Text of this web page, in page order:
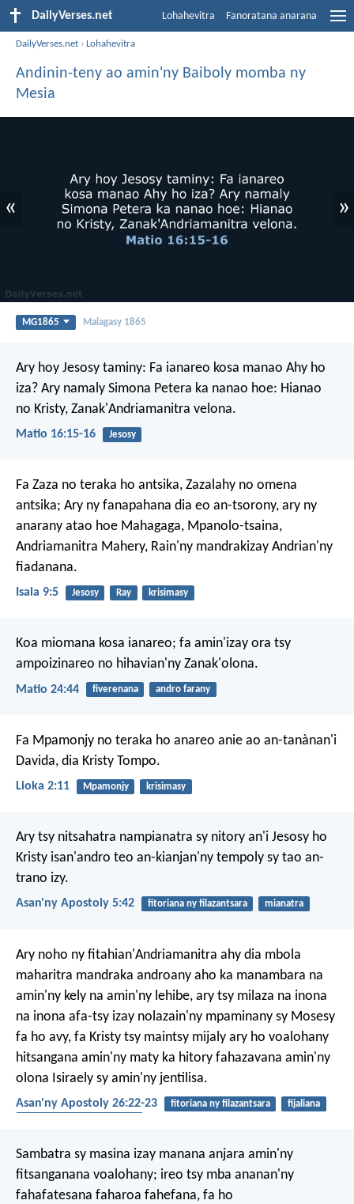
DailyVerses.net Lohahevitra Fanoratana anarana
DailyVerses.net ›Lohahevitra
Andinin-teny ao amin'ny Baiboly momba ny
Mesia
« »
MG1865 Malagasy 1865
Ary hoy Jesosy taminy: Fa ianareo kosa manao Ahy ho
iza? Ary namaly Simona Petera ka nanao hoe: Hianao
no Kristy, Zanak'Andriamanitra velona.
Matio 16:15-16 Jesosy
Fa Zaza no teraka ho antsika, Zazalahy no omena
antsika; Ary ny fanapahana dia eo an-tsorony, ary ny
anarany atao hoe Mahagaga, Mpanolo-tsaina,
Andriamanitra Mahery, Rain'ny mandrakizay Andrian'ny
fiadanana.
Isaia 9:5 Jesosy Ray krisimasy
Koa miomana kosa ianareo; fa amin'izay ora tsy
ampoizinareo no hihavian'ny Zanak'olona.
Matio 24:44 fiverenana andro farany
Fa Mpamonjy no teraka ho anareo anie ao an-tanànan'i
Davida, dia Kristy Tompo.
Lioka 2:11 Mpamonjy krisimasy
Ary tsy nitsahatra nampianatra sy nitory an'i Jesosy ho
Kristy isan'andro teo an-kianjan'ny tempoly sy tao an-
trano izy.
Asan'ny Apostoly 5:42 fitoriana ny filazantsara mianatra
Ary noho ny fitahian'Andriamanitra ahy dia mbola
maharitra mandraka androany aho ka manambara na
amin'ny kely na amin'ny lehibe, ary tsy milaza na inona
na inona afa-tsy izay nolazain'ny mpaminany sy Mosesy
fa ho avy, fa Kristy tsy maintsy mijaly ary ho voalohany
hitsangana amin'ny maty ka hitory fahazavana amin'ny
olona Isiraely sy amin'ny jentilisa.
Asan'ny Apostoly 26:22-23 fitoriana ny filazantsara
fijaliana
Sambatra sy masina izay manana anjara amin'ny
fitsanganana voalohany; ireo tsy mba ananan'ny
fahafatesana faharoa fahefana, fa ho